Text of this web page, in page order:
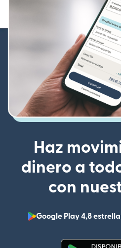
Haz
dinero a
con
Google Play 4,8